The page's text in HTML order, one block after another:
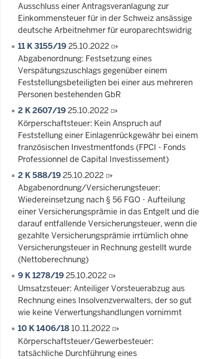
Ausschluss einer Antragsveranlagung zur
Einkommensteuer für in der Schweiz ansässige
deutsche Arbeitnehmer für europarechtswidrig
11 K 3155/1925.10.2022
Abgabenordnung: Festsetzung eines
Verspätungszuschlags gegenüber einem
Feststellungsbeteiligten bei einer aus mehreren
Personen bestehenden GbR
2 K 2607/1925.10.2022
Körperschaftsteuer: Kein Anspruch auf
Feststellung einer Einlagenrückgewähr bei einem
französischen Investmentfonds (FPCI - Fonds
Professionnel de Capital Investissement)
2 K 588/1925.10.2022
Abgabenordnung/Versicherungsteuer:
Wiedereinsetzung nach § 56 FGO - Aufteilung
einer Versicherungsprämie in das Entgelt und die
darauf entfallende Versicherungsteuer, wenn die
gezahlte Versicherungsprämie irrtümlich ohne
Versicherungsteuer in Rechnung gestellt wurde
(Nettoberechnung)
9 K 1278/1925.10.2022
Umsatzsteuer: Anteiliger Vorsteuerabzug aus
Rechnung eines Insolvenzverwalters, der so gut
wie keine Verwertungshandlungen vornimmt
10 K 1406/1810.11.2022
Körperschaftsteuer/Gewerbesteuer:
tatsächliche Durchführung eines